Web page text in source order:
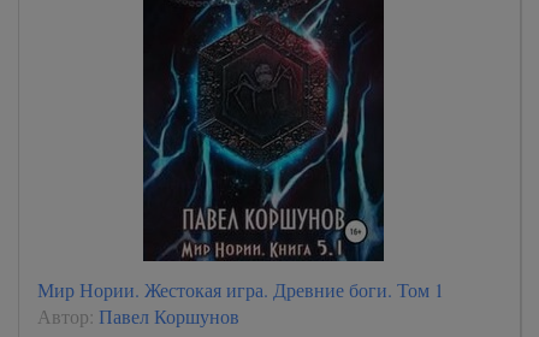
Мир Нории. Жестокая игра. Древние боги. Том 1
Автор: Павел Коршунов